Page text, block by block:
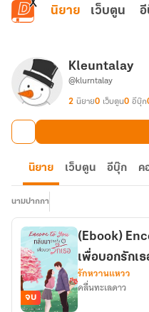
ข้ามไปยังเนื้อหาหลัก
นิยาย เว็บตูน
Kleuntalay
@klurntalay
2 นิยาย0 เว็บตูน0 อีบุ๊ก
นิยาย เว็บตูน อีบุ๊ก ค
นามปากกา
จบ
(Ebook)
เพื่อบอกรักเธ
รักหวานแหวว
คลื่นทะเลดาว